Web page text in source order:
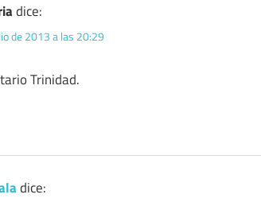
dice:
de 2013 a las 20:29
Trinidad.
dice: